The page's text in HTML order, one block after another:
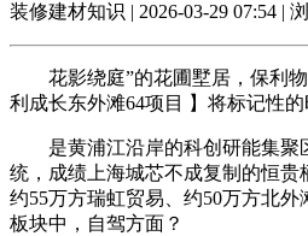
装修建材知识 | 2026-03-29 07:54 |
花影绕庭”的花圃墅居，保利物
利成长东外滩64项目 】将标记性
是黄浦江沿岸的科创研能集聚区
统，成绩上海城芯不成复制的恒
约55万方瑞虹贸易、约50万方北
板块中，自驾方面？